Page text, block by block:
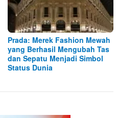
Prada: Merek Fashion Mewah
yang Berhasil Mengubah Tas
dan Sepatu Menjadi Simbol
Status Dunia